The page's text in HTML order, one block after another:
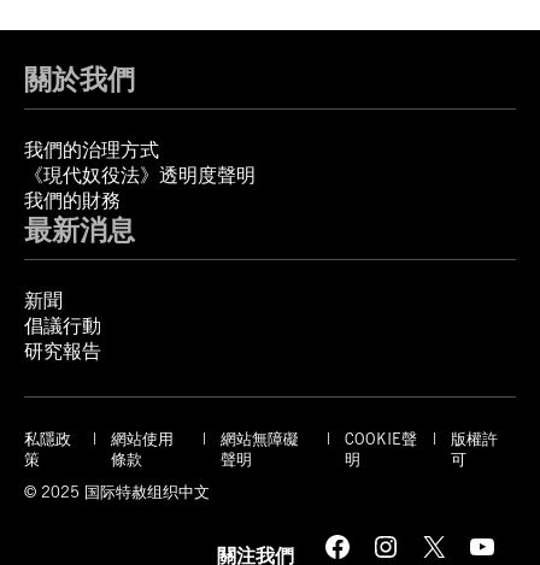
關於我們
我們的治理方式
《現代奴役法》透明度聲明
我們的財務
最新消息
新聞
倡議行動
研究報告
私隱政
策
網站使用
條款
網站無障礙
聲明
COOKIE聲
明
版權許
可
© 2025 国际特赦组织中文
關注我們 Facebook Instagram X YouTube